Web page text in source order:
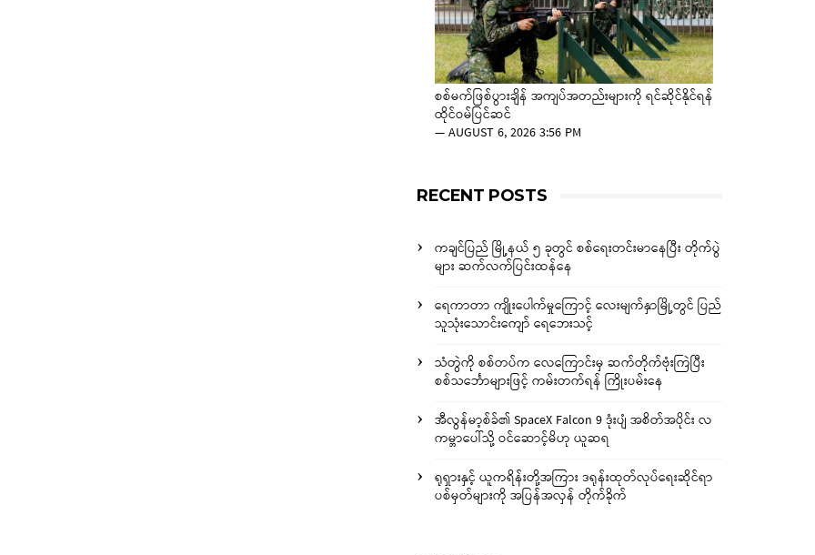
စစ်မက်ဖြစ်ပွားချိန် အကျပ်အတည်းများကို ရင်ဆိုင်နိုင်ရန်
ထိုင်ဝမ်ပြင်ဆင်
—AUGUST 6, 2026 3:56 PM
RECENT POSTS
ကချင်ပြည် မြို့နယ် ၅ ခုတွင် စစ်ရေးတင်းမာနေပြီး တိုက်ပွဲ
များ ဆက်လက်ပြင်းထန်နေ
ရေကာတာ ကျိုးပေါက်မှုကြောင့် လေးမျက်နှာမြို့တွင် ပြည်
သူသုံးသောင်းကျော် ရေဘေးသင့်
သံတွဲကို စစ်တပ်က လေကြောင်းမှ ဆက်တိုက်ဗုံးကြဲပြီး
စစ်သင်္ဘောများဖြင့် ကမ်းတက်ရန် ကြိုးပမ်းနေ
အီလွန်မာ့စ်ခ်၏ SpaceX Falcon 9 ဒုံးပျံ အစိတ်အပိုင်း လ
ကမ္ဘာပေါ်သို့ ဝင်ဆောင့်မိဟု ယူဆရ
ရုရှားနှင့် ယူကရိန်းတို့အကြား ဒရုန်းထုတ်လုပ်ရေးဆိုင်ရာ
ပစ်မှတ်များကို အပြန်အလှန် တိုက်ခိုက်